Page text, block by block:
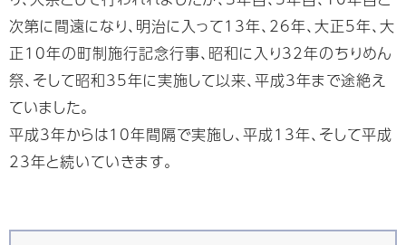
次第に間遠になり、明治に入って13年、26年、大正5年、大
正10年の町制施行記念行事、昭和に入り32年のちりめん
祭、そして昭和35年に実施して以来、平成3年まで途絶え
ていました。
平成3年からは10年間隔で実施し、平成13年、そして平成
23年と続いていきます。